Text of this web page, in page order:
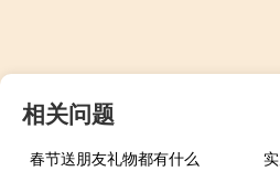
相关问题
春节送朋友礼物都有什么